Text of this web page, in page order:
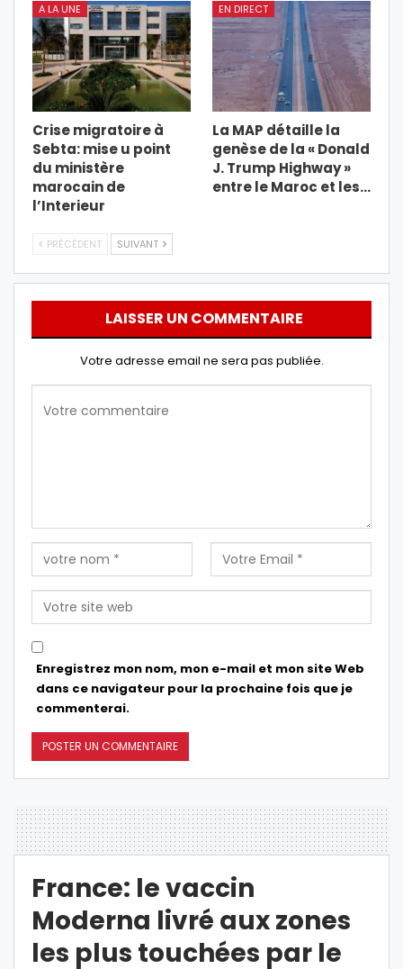
A LA UNE
Crise migratoire à
Sebta: mise u point
du ministère
marocain de
l’Interieur
EN DIRECT
La MAP détaille la
genèse de la « Donald
J. Trump Highway »
entre le Maroc et les…
PRÉCÉDENT SUIVANT
LAISSER UN COMMENTAIRE
Votre adresse email ne sera pas publiée.
Enregistrez mon nom, mon e-mail et mon site Web
dans ce navigateur pour la prochaine fois que je
commenterai.
France: le vaccin
Moderna livré aux zones
les plus touchées par le